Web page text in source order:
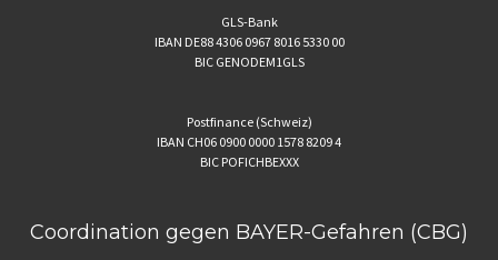
GLS-Bank
IBAN DE88 4306 0967 8016 5330 00
BIC GENODEM1GLS
Postfinance (Schweiz)
IBAN CH06 0900 0000 1578 8209 4
BIC POFICHBEXXX
Coordination gegen BAYER-Gefahren (CBG)